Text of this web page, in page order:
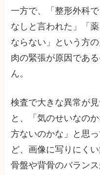
一方で、「整形外科
なしと言われた」「
ならない」という方
肉の緊張が原因であ
ん。
検査で大きな異常が
と、「気のせいなの
方ないのかな」と思
ど、画像に写りにく
骨盤や背骨のバラン